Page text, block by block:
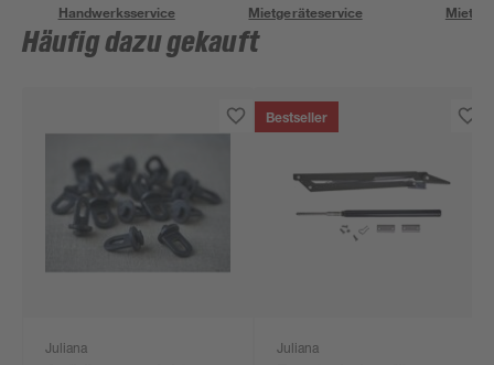
Handwerksservice Mietgeräteservice
Häufig dazu gekauft
Juliana
Bestseller
Juliana